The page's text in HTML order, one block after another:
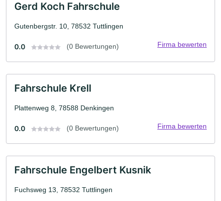
Gerd Koch Fahrschule
Gutenbergstr. 10, 78532 Tuttlingen
0.0 (0 Bewertungen) Firma bewerten
Fahrschule Krell
Plattenweg 8, 78588 Denkingen
0.0 (0 Bewertungen) Firma bewerten
Fahrschule Engelbert Kusnik
Fuchsweg 13, 78532 Tuttlingen